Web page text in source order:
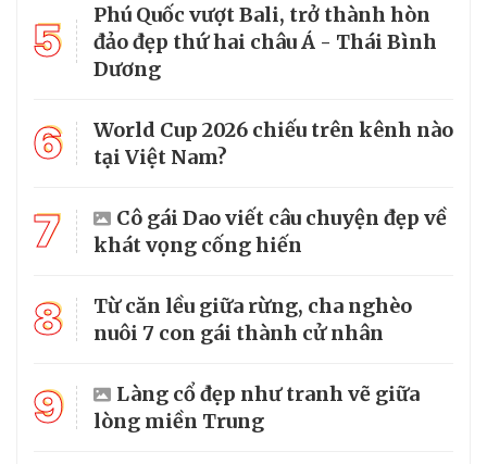
5
Phú Quốc vượt Bali, trở thành hòn
đảo đẹp thứ hai châu Á - Thái Bình
Dương
6
World Cup 2026 chiếu trên kênh nào
tại Việt Nam?
7
Cô gái Dao viết câu chuyện đẹp về
khát vọng cống hiến
8
Từ căn lều giữa rừng, cha nghèo
nuôi 7 con gái thành cử nhân
9
Làng cổ đẹp như tranh vẽ giữa
lòng miền Trung